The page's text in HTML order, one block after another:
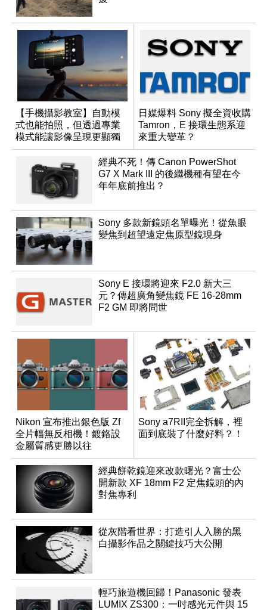
【手機攝影教室】自動模
式也能拍照，但透過專業
模式能讓影像呈現更顯獨
特與個人風格
日媒爆料 Sony 擬全資收購
Tamron，E 接環生態系迎
來重大變革？
經典不死！傳 Canon PowerShot
G7 X Mark III 的後繼機種有望在今
年年底前推出？
Sony 多款新鏡頭名單曝光！從魚眼
變焦到超望遠定焦原型鏡現身
Sony E 接環將迎來 F2.0 新大三
元？傳超廣角變焦鏡 FE 16-28mm
F2 GM 即將問世
Nikon 宣布推出銀色版 Zf
全片幅無反相機！鍍鉻設
金屬質感更勝以往
Sony a7RII完全拆解，裡
面到底裝了什麼好料？！
經典餅乾鏡迎來改款曙光？富士公
開新款 XF 18mm F2 定焦鏡頭的內
對焦專利
從灰階看世界：打造引人入勝的黑
白攝影作品之關鍵技巧大公開
輕巧旅遊機回歸！Panasonic 發表
LUMIX ZS300：一吋感光元件與 15